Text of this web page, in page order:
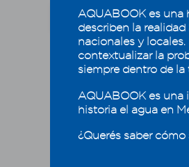
CAPÍTULO 1
Usos y calidad
eficiencia que
4.1 - Usos del agua en
4.1.1 - Usos consuntivos y
AQUABOOK es
describen la
nacionales y
contextualizar la
siempre dentro de
AQUABOOK es
historia el agua en
¿Querés saber cómo